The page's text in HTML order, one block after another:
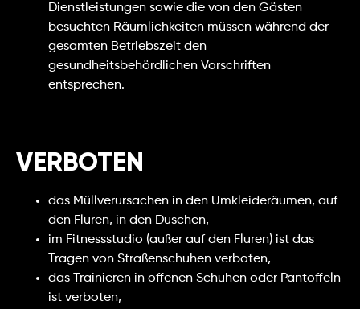
Dienstleistungen sowie die von den Gästen
besuchten Räumlichkeiten müssen während der
gesamten Betriebszeit den
gesundheitsbehördlichen Vorschriften
entsprechen.
VERBOTEN
das Müllverursachen in den Umkleideräumen, auf
den Fluren, in den Duschen,
im Fitnessstudio (außer auf den Fluren) ist das
Tragen von Straßenschuhen verboten,
das Trainieren in offenen Schuhen oder Pantoffeln
ist verboten,